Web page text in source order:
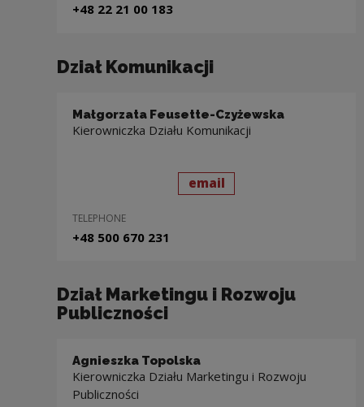
+48 22 21 00 183
Dział Komunikacji
Małgorzata Feusette-Czyżewska
Kierowniczka Działu Komunikacji
send
emailto: Małgorzata
TELEPHONE
+48 500 670 231
Dział Marketingu i Rozwoju
Publiczności
Agnieszka Topolska
Kierowniczka Działu Marketingu i Rozwoju
Publiczności